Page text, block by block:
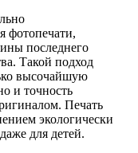
фотопечати,
последнего
Такой подход
высочайшую
и точность
Печать
экологически
для детей.